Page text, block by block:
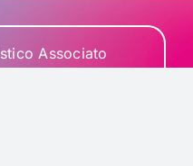
Associato